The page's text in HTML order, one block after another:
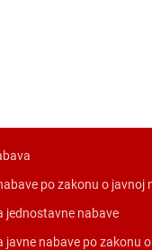
po zakonu o javnoj
jednostavne nabave
javne nabave po zakonu